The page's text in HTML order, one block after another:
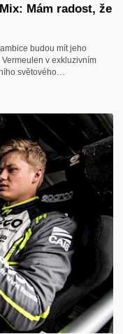
Mám radost, že
budou mít jeho
v exkluzivním
světového…